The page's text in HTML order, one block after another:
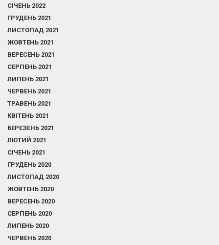
СІЧЕНЬ 2022
ГРУДЕНЬ 2021
ЛИСТОПАД 2021
ЖОВТЕНЬ 2021
ВЕРЕСЕНЬ 2021
СЕРПЕНЬ 2021
ЛИПЕНЬ 2021
ЧЕРВЕНЬ 2021
ТРАВЕНЬ 2021
КВІТЕНЬ 2021
БЕРЕЗЕНЬ 2021
ЛЮТИЙ 2021
СІЧЕНЬ 2021
ГРУДЕНЬ 2020
ЛИСТОПАД 2020
ЖОВТЕНЬ 2020
ВЕРЕСЕНЬ 2020
СЕРПЕНЬ 2020
ЛИПЕНЬ 2020
ЧЕРВЕНЬ 2020